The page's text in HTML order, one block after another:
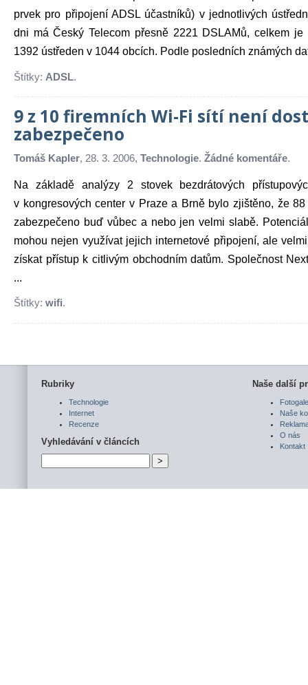
prvek pro připojení ADSL účastníků) v jednotlivých
dni má Český Telecom přesně 2221 DSLAMů, celkem je
1392 ústředen v 1044 obcích. Podle posledních známých
Štítky: ADSL.
9 z 10 firemních Wi-Fi sítí není
zabezpečeno
Tomáš Kapler, 28. 3. 2006, Technologie. Žádné komentáře.
Na základě analýzy 2 stovek bezdrátových
v kongresových center v Praze a Brně bylo zjištěno, že
zabezpečeno buď vůbec a nebo jen velmi slabě.
mohou nejen využívat jejich internetové připojení, ale
získat přístup k citlivým obchodním datům. Společnost
...
Štítky: wifi.
Rubriky
Technologie
Internet
Recenze
Vyhledávání v článcích
Naše další
Naše
O nás
Kontakt